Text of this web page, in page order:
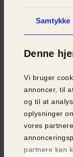
Samtykke
Denne
Vi bruger
annoncer, til
og til at
oplysninger
vores
partnere kan